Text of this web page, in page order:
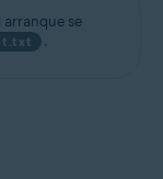
arranque se
.